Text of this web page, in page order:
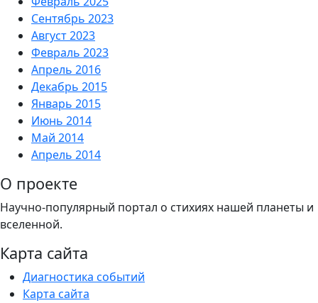
Сентябрь 2023
Август 2023
Февраль 2023
Апрель 2016
Декабрь 2015
Январь 2015
Июнь 2014
Май 2014
Апрель 2014
О проекте
Научно-популярный портал о стихиях нашей планеты и
вселенной.
Карта сайта
Диагностика событий
Карта сайта